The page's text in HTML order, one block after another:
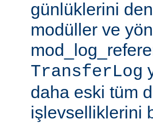
günlüklerini
modüller ve
TransferLog
daha eski tüm
işlevselliklerini